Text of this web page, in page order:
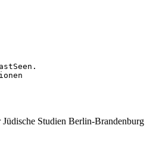
Studien Berlin-Brandenburg